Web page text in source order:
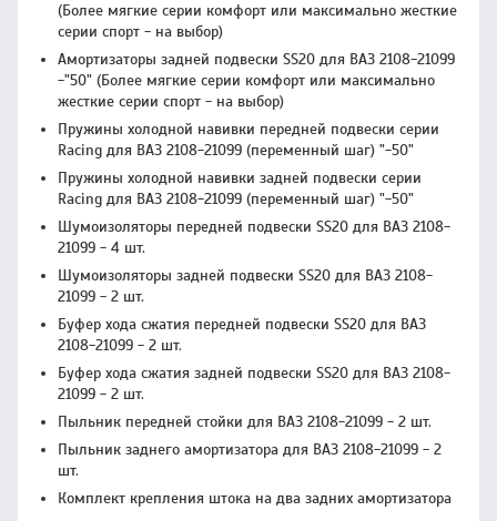
(Более мягкие серии комфорт или максимально жесткие
серии спорт - на выбор)
Амортизаторы задней подвески SS20 для ВАЗ 2108-21099
-"50" (Более мягкие серии комфорт или максимально
жесткие серии спорт - на выбор)
Пружины холодной навивки передней подвески серии
Racing для ВАЗ 2108-21099 (переменный шаг) "-50"
Пружины холодной навивки задней подвески серии
Racing для ВАЗ 2108-21099 (переменный шаг) "-50"
Шумоизоляторы передней подвески SS20 для ВАЗ 2108-
21099 - 4 шт.
Шумоизоляторы задней подвески SS20 для ВАЗ 2108-
21099 - 2 шт.
Буфер хода сжатия передней подвески SS20 для ВАЗ
2108-21099 - 2 шт.
Буфер хода сжатия задней подвески SS20 для ВАЗ 2108-
21099 - 2 шт.
Пыльник передней стойки для ВАЗ 2108-21099 - 2 шт.
Пыльник заднего амортизатора для ВАЗ 2108-21099 - 2
шт.
Комплект крепления штока на два задних амортизатора